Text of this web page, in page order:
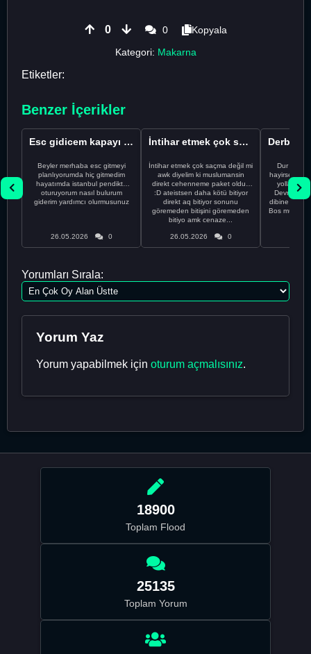
0 0
Kopyala
Kategori: Makarna
Etiketler:
Benzer İçerikler
Esc gidicem kapayı koydum
Beyler merhaba esc gitmeyi
planlıyorumda hiç gitmedim
hayatımda istanbul pendikte
oturuyorum nasıl bulurum
giderim yardımcı olurmusunuz
26.05.2026 0
İntihar etmek çok saçma değil mi
İntihar etmek çok saçma değil mi
awk diyelim ki muslumansin
direkt cehenneme paket oldun
:D ateistsen daha kötü bitiyor
direkt aq bitiyor sonunu
göremeden bitişini göremeden
bitiyo amk cenaze...
26.05.2026 0
Dur
hayirsever
yolla
Devrim abi
dibine
Bos
Yorumları Sırala:
Yorum Yaz
Yorum yapabilmek için oturum açmalısınız.
18900
Toplam Flood
25135
Toplam Yorum